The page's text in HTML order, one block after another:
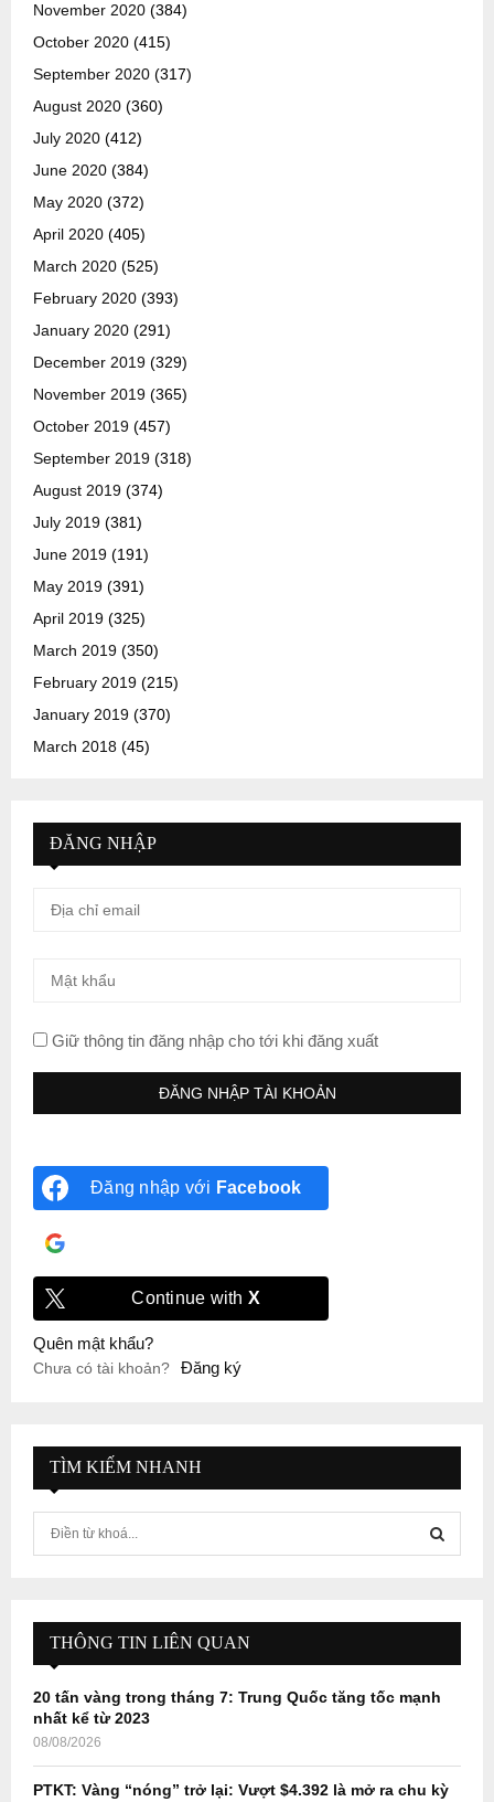
November 2020 (384)
October 2020 (415)
September 2020 (317)
August 2020 (360)
July 2020 (412)
June 2020 (384)
May 2020 (372)
April 2020 (405)
March 2020 (525)
February 2020 (393)
January 2020 (291)
December 2019 (329)
November 2019 (365)
October 2019 (457)
September 2019 (318)
August 2019 (374)
July 2019 (381)
June 2019 (191)
May 2019 (391)
April 2019 (325)
March 2019 (350)
February 2019 (215)
January 2019 (370)
March 2018 (45)
ĐĂNG NHẬP
Giữ thông tin đăng nhập cho tới khi đăng xuất
Đăng nhập với Facebook
Continue with X
Quên mật khẩu?
Chưa có tài khoản? Đăng ký
TÌM KIẾM NHANH
f
r
E
A
THÔNG TIN LIÊN QUAN
20 tấn vàng trong tháng 7: Trung Quốc tăng tốc mạnh
nhất kể từ 2023
08/08/2026
PTKT: Vàng “nóng” trở lại: Vượt $4.392 là mở ra chu kỳ